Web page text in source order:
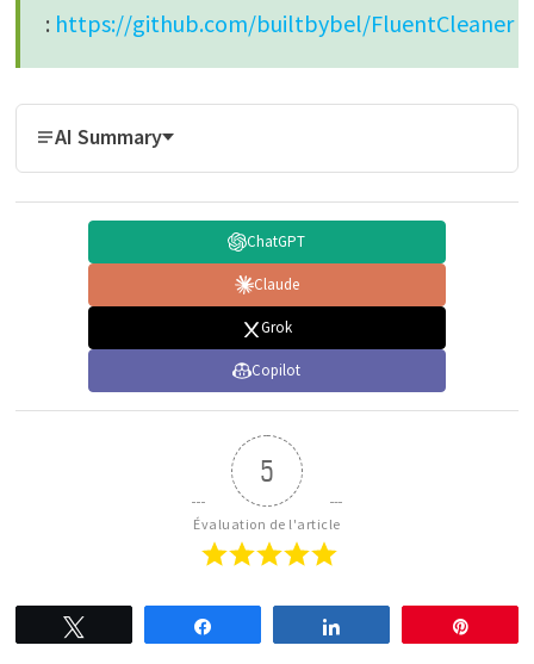
: https://github.com/builtbybel/FluentCleaner
AI Summary
ChatGPT
Claude
Grok
Copilot
5
Évaluation de l'article